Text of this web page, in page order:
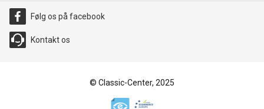
Følg os på facebook
Kontakt os
© Classic-Center, 2025